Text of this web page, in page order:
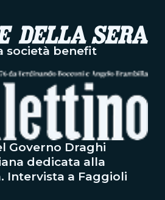
società benefit
Governo Draghi
dedicata alla
Intervista a Faggioli